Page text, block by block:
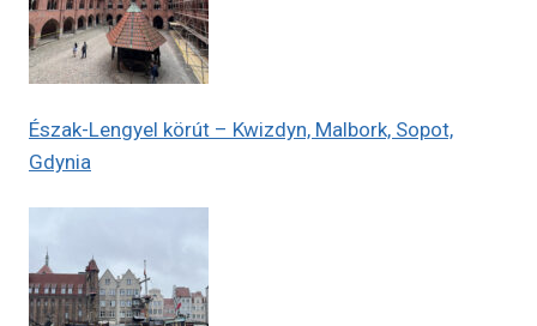
Észak-Lengyel körút – Kwizdyn, Malbork, Sopot,
Gdynia